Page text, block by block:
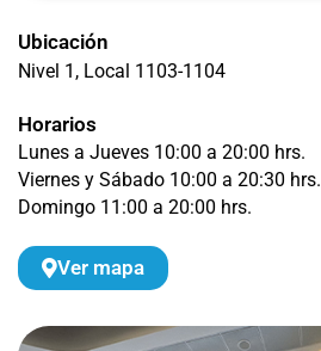
Ubicación
Nivel 1 , Local 1103-1104
Horarios
Lunes a Jueves 10:00 a 20:00 hrs.
Viernes y Sábado 10:00 a 20:30 hrs.
Domingo 11:00 a 20:00 hrs.
Ver mapa